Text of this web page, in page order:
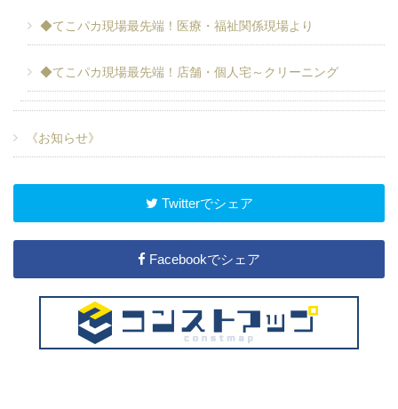
◆てこパカ現場最先端！医療・福祉関係現場より
◆てこパカ現場最先端！店舗・個人宅～クリーニング
《お知らせ》
Twitterでシェア
Facebookでシェア